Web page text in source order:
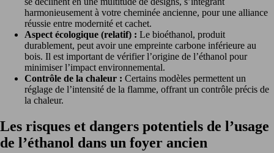
harmonieusement à votre cheminée ancienne, pour une alliance
réussie entre modernité et cachet.
Aspect écologique (relatif) : Le bioéthanol, produit
durablement, peut avoir une empreinte carbone inférieure au
bois. Il est important de vérifier l’origine de l’éthanol pour
minimiser l’impact environnemental.
Contrôle de la chaleur : Certains modèles permettent un
réglage de l’intensité de la flamme, offrant un contrôle précis de
la chaleur.
Les risques et dangers potentiels de l’usage
de l’éthanol dans un foyer ancien